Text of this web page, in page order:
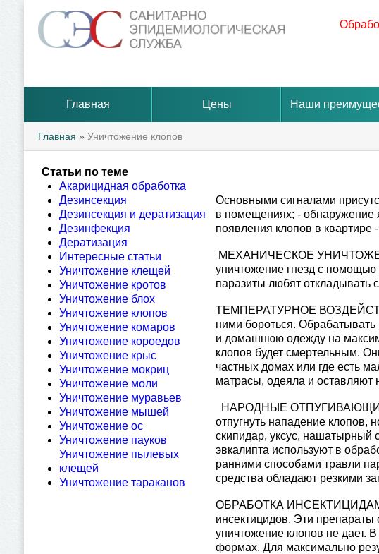
Главная Цены Наши
Главная » Уничтожение клопов
Основными сигналами
в помещениях; -
появления клопов в квартире
МЕХАНИЧЕСКОЕ
уничтожение гнезд с
паразиты любят откладывать
ТЕМПЕРАТУРНОЕ
ними бороться. Обрабатывать
и домашнюю одежду на
клопов будет смертельным.
частных домах или где есть
матрасы, одеяла и оставляют
НАРОДНЫЕ ОТПУГИВАЮЩИЕ
отпугнуть нападение клопов,
скипидар, уксус,
эвкалипта используют в
ранними способами травли
средства обладают резкими
ОБРАБОТКА ИНСЕКТИЦИДАМИ
инсектицидов. Эти препараты
уничтожение клопов не дает.
формах. Для максимально
Статьи по теме
Акарицидная обработка
Дезинсекция
Дезинсекция и дератизация
Дезинфекция
Дератизация
Интересные статьи
Уничтожение клещей
Уничтожение кротов
Уничтожение блох
Уничтожение клопов
Уничтожение комаров
Уничтожение короедов
Уничтожение крыс
Уничтожение мокриц
Уничтожение моли
Уничтожение муравьев
Уничтожение мышей
Уничтожение ос
Уничтожение пауков
Уничтожение пылевых
клещей
Уничтожение тараканов